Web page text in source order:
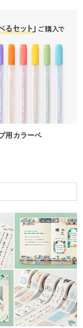
用カラーペ